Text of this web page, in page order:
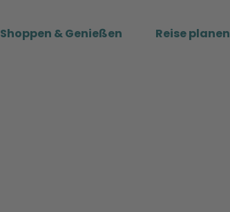
Shoppen & Genießen Reise planen